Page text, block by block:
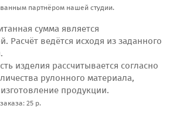
партнёром нашей студии.
сумма является
Расчёт ведётся исходя из заданного
изделия рассчитывается согласно
рулонного материала,
продукции.
25 р.